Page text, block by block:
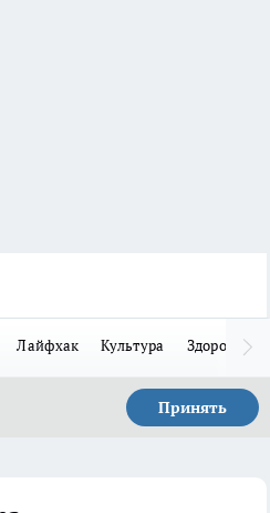
Лайфхак Культура Здоровье
Принять